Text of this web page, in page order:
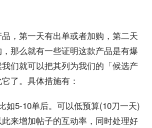
，第一天有出单或者加购，第二天
那么就有一些证明这款产品是有爆
们就可以把其列为我们的「候选产
了。具体措施有：
如5-10单后。可以低预算(10刀一天)
来增加帖子的互动率，同时处理好